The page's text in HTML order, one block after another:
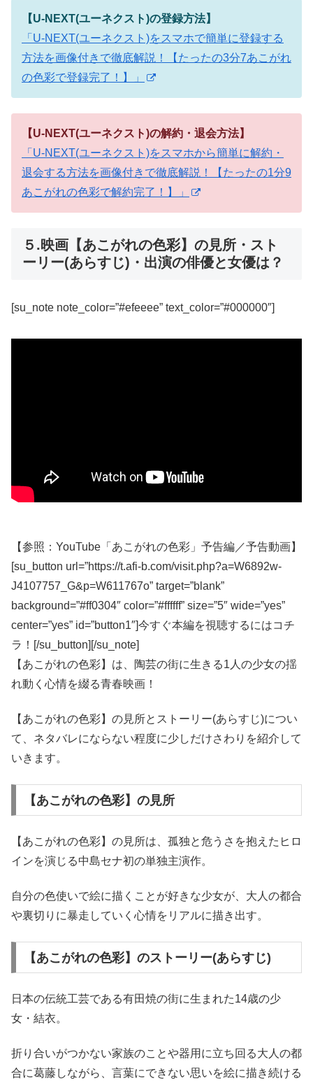
【U-NEXT(ユーネクスト)の登録方法】
「U-NEXT(ユーネクスト)をスマホで簡単に登録する
方法を画像付きで徹底解説！【たったの3分7あこがれ
の色彩で登録完了！】」
【U-NEXT(ユーネクスト)の解約・退会方法】
「U-NEXT(ユーネクスト)をスマホから簡単に解約・
退会する方法を画像付きで徹底解説！【たったの1分9
あこがれの色彩で解約完了！】」
５.映画【あこがれの色彩】の見所・スト
ーリー(あらすじ)・出演の俳優と女優は？
[su_note note_color=”#efeeee” text_color=”#000000″]
【参照：YouTube「あこがれの色彩」予告編／予告動画】
[su_button url=”https://t.afi-b.com/visit.php?a=W6892w-
J4107757_G&p=W611767o” target=”blank”
background=”#ff0304″ color=”#ffffff” size=”5″ wide=”yes”
center=”yes” id=”button1″]今すぐ本編を視聴するにはコチ
ラ！[/su_button][/su_note]
【あこがれの色彩】は、陶芸の街に生きる1人の少女の揺
れ動く心情を綴る青春映画！
【あこがれの色彩】の見所とストーリー(あらすじ)につい
て、ネタバレにならない程度に少しだけさわりを紹介して
いきます。
【あこがれの色彩】の見所
【あこがれの色彩】の見所は、孤独と危うさを抱えたヒロ
インを演じる中島セナ初の単独主演作。
自分の色使いで絵に描くことが好きな少女が、大人の都合
や裏切りに暴走していく心情をリアルに描き出す。
【あこがれの色彩】のストーリー(あらすじ)
日本の伝統工芸である有田焼の街に生まれた14歳の少
女・結衣。
折り合いがつかない家族のことや器用に立ち回る大人の都
合に葛藤しながら、言葉にできない思いを絵に描き続ける